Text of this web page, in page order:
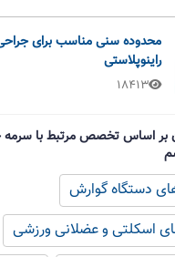
محدوده سنی مناسب برای جراحی
راینوپلاستی
18413
بر اساس تخصص مرتبط با
دستگاه گوارش
اسکلتی و عضلانی ورزشی